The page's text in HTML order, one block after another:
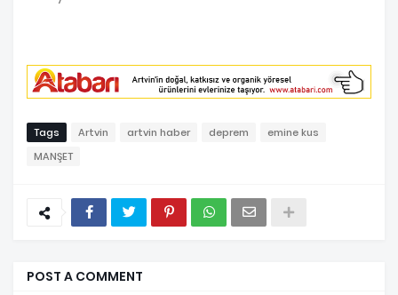
Tags Artvin artvin haber deprem
emine kus
MANŞET
POST A COMMENT